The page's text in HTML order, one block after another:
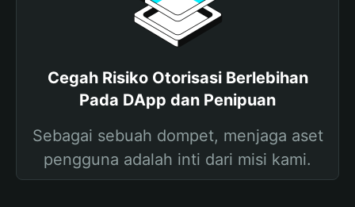
Cegah Risiko Otorisasi Berlebihan
Pada DApp dan Penipuan
Sebagai sebuah dompet, menjaga aset
pengguna adalah inti dari misi kami.